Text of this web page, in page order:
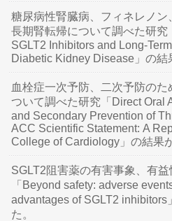
糖尿病性腎臓病、フィネレノン
長期腎転帰について調べた研
SGLT2 Inhibitors and Long-
Diabetic Kidney Disease」の結
血栓症一次予防、二次予防の
ついて調べた研究「Direct Oral
and Secondary Prevention of
ACC Scientific Statement: A
College of Cardiology」の結果
SGLT2阻害薬の有害事象、有
「Beyond safety: adverse
advantages of SGLT2 inhibitors
た。